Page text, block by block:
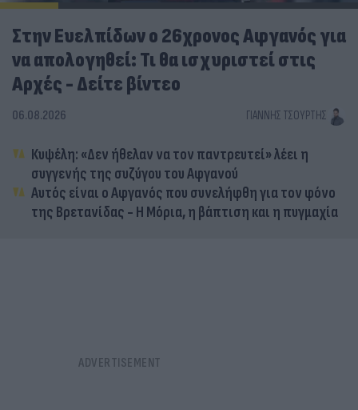
Στην Ευελπίδων ο 26χρονος Αφγανός για
να απολογηθεί: Τι θα ισχυριστεί στις
Αρχές - Δείτε βίντεο
06.08.2026 ΓΙΆΝΝΗΣ ΤΣΟΎΡΤΗΣ
Κυψέλη: «Δεν ήθελαν να τον παντρευτεί» λέει η
συγγενής της συζύγου του Αφγανού
Αυτός είναι ο Αφγανός που συνελήφθη για τον φόνο
της Βρετανίδας - Η Μόρια, η βάπτιση και η πυγμαχία